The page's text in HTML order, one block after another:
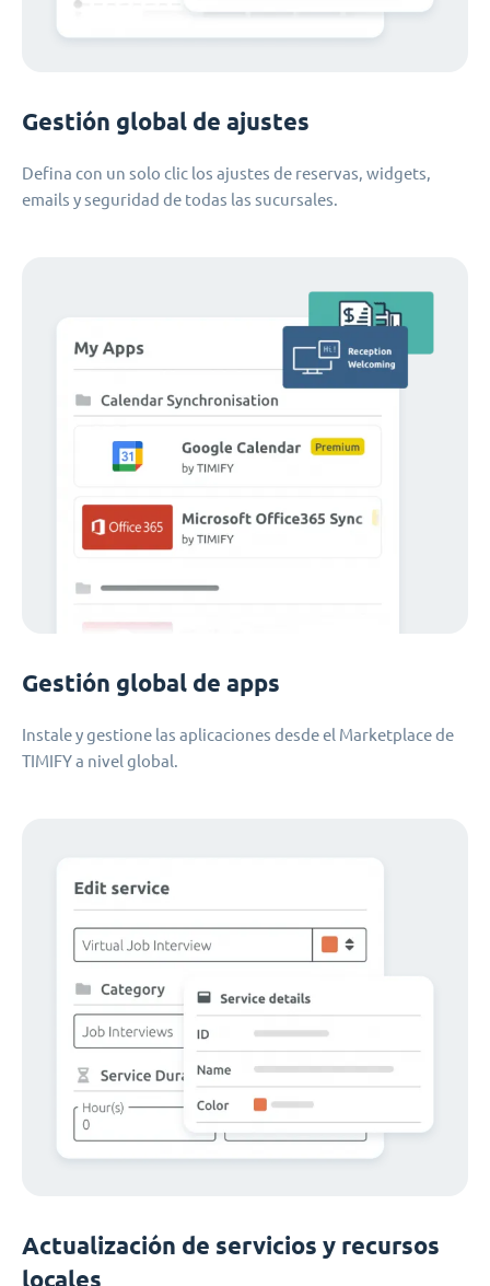
Gestión global de ajustes
Defina con un solo clic los ajustes de reservas, widgets,
emails y seguridad de todas las sucursales.
Gestión global de apps
Instale y gestione las aplicaciones desde el Marketplace de
TIMIFY a nivel global.
Actualización de servicios y recursos
locales